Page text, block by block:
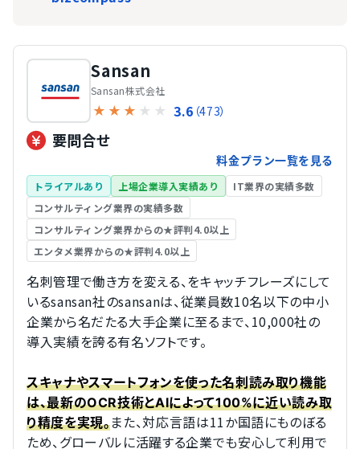
Sansan
Sansan株式会社
★ ★ ★ ★ ★ 3.6 （473）
要問合せ
料金プラン一覧を見る
トライアルあり
上場企業導入実績あり
IT業界の実績多数
コンサルティング業界の実績多数
コンサルティング業界からの★評判4.0以上
エンタメ業界からの★評判4.0以上
名刺管理で働き方を変える、をキャッチフレーズにして
いるsansan社のsansanは、従業員数10名以下の中小
企業から名だたる大手企業に至るまで、10,000社の
導入実績を誇る有名ソフトです。
スキャナやスマートフォンを使った名刺読み取り機能
は、最新のOCR技術とAIによって100%に近い読み取
り精度を実現。また、対応言語は11か国語にものぼる
ため、グローバルに活躍する企業でも安心して利用で